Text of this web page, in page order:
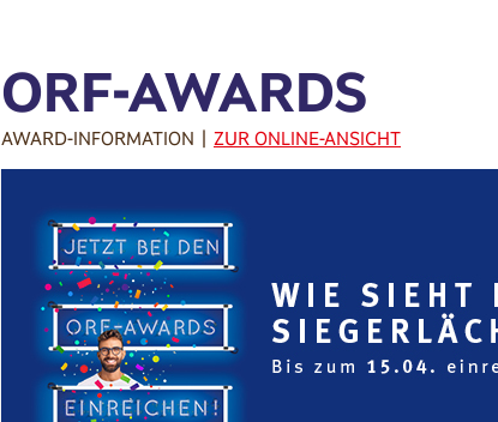
ORF-AWARDS
AWARD-INFORMATION | ZUR ONLINE-ANSICHT